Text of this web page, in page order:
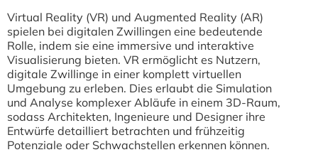
Virtual Reality (VR) und Augmented Reality (AR)
spielen bei digitalen Zwillingen eine bedeutende
Rolle, indem sie eine immersive und interaktive
Visualisierung bieten. VR ermöglicht es Nutzern,
digitale Zwillinge in einer komplett virtuellen
Umgebung zu erleben. Dies erlaubt die Simulation
und Analyse komplexer Abläufe in einem 3D-Raum,
sodass Architekten, Ingenieure und Designer ihre
Entwürfe detailliert betrachten und frühzeitig
Potenziale oder Schwachstellen erkennen können.